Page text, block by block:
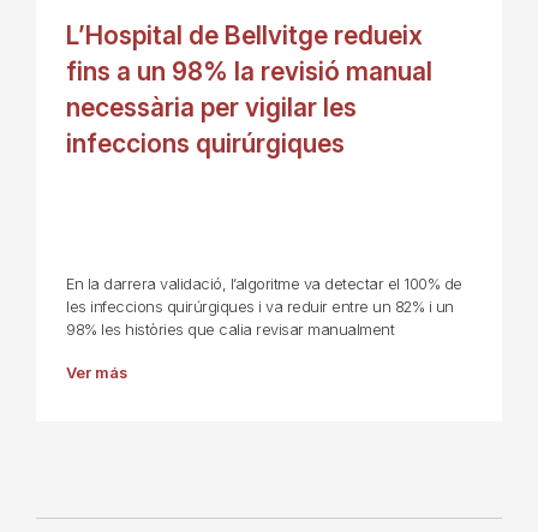
L’Hospital de Bellvitge redueix
fins a un 98% la revisió manual
necessària per vigilar les
infeccions quirúrgiques
En la darrera validació, l’algoritme va detectar el 100% de
les infeccions quirúrgiques i va reduir entre un 82% i un
98% les històries que calia revisar manualment
Ver más